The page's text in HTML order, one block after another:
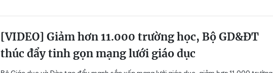
[VIDEO] Giảm hơn 11.000 trường học, Bộ GD&ĐT
thúc đẩy tinh gọn mạng lưới giáo dục